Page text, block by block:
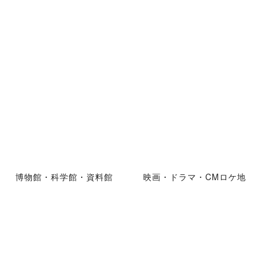
博物館・科学館・資料館 映画・ドラマ・CMロケ地